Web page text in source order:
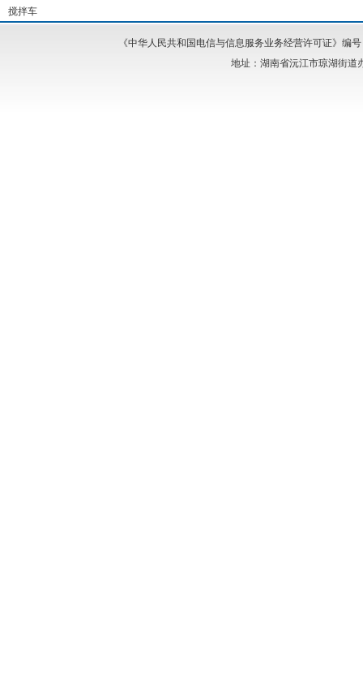
搅拌车
《中华人民共和国电信与信息服务业务经营许可证》编
地址：湖南省沅江市琼湖街